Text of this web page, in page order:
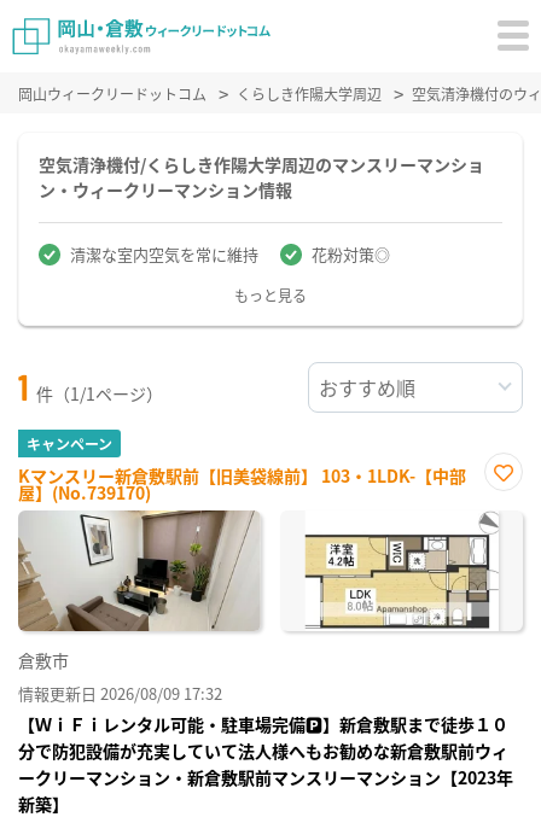
岡山ウィークリードットコム くらしき作陽大学周辺 空気清浄機付のウ
空気清浄機付/くらしき作陽大学周辺のマンスリーマンショ
ン・ウィークリーマンション情報
清潔な室内空気を常に維持 花粉対策◎
もっと見る
1 件（1/1ページ）
キャンペーン
Kマンスリー新倉敷駅前【旧美袋線前】 103・1LDK-【中部
屋】(No.739170)
に入
り登
倉敷市
情報更新日 2026/08/09 17:32
【ＷｉＦｉレンタル可能・駐車場完備🅿】新倉敷駅まで徒歩１０
分で防犯設備が充実していて法人様へもお勧めな新倉敷駅前ウィ
ークリーマンション・新倉敷駅前マンスリーマンション【2023年
新築】